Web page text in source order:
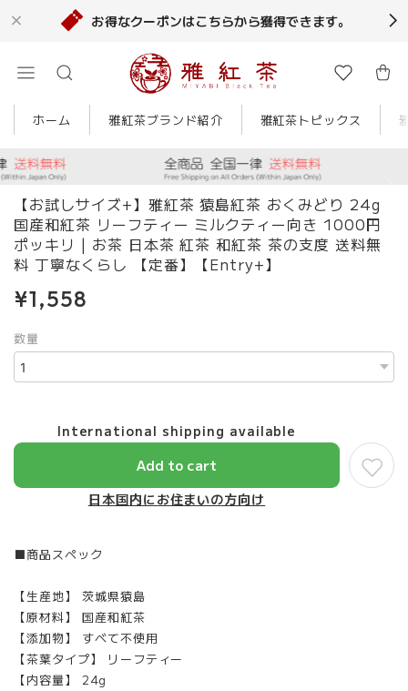
お得なクーポンはこちらから獲得できます。
ホーム 雅紅茶ブランド紹介 雅紅茶トピックス
【お試しサイズ+】雅紅茶 猿島紅茶 おくみどり 24g
国産和紅茶 リーフティー ミルクティー向き 1000円
ポッキリ | お茶 日本茶 紅茶 和紅茶 茶の支度 送料無
料 丁寧なくらし 【定番】【Entry+】
¥1,558
数量
International shipping available
Add to cart
日本国内にお住まいの方向け
■商品スペック
【生産地】 茨城県猿島
【原材料】 国産和紅茶
【添加物】 すべて不使用
【茶葉タイプ】 リーフティー
【内容量】 24g